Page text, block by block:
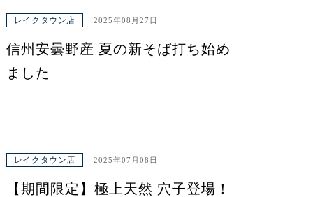
レイクタウン店 2025年08月27日
信州安曇野産 夏の新そば打ち始め
ました
レイクタウン店 2025年07月08日
【期間限定】極上天然 穴子登場！